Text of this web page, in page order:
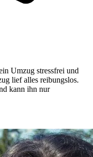
Umzug stressfrei und
lief alles reibungslos.
kann ihn nur